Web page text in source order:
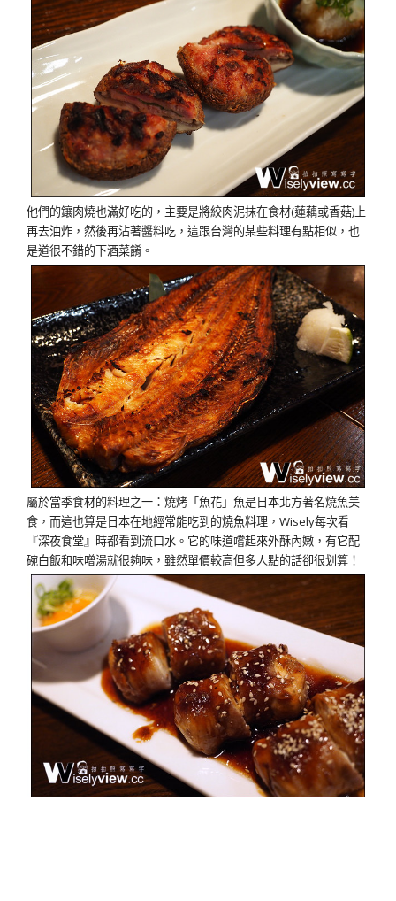
他們的鑲肉燒也滿好吃的，主要是將絞肉泥抹在食材(蓮藕或香菇)上
再去油炸，然後再沾著醬料吃，這跟台灣的某些料理有點相似，也
是道很不錯的下酒菜餚。
屬於當季食材的料理之一：燒烤「魚花」魚是日本北方著名燒魚美
食，而這也算是日本在地經常能吃到的燒魚料理，Wisely每次看
『深夜食堂』時都看到流口水。它的味道嚐起來外酥內嫩，有它配
碗白飯和味噌湯就很夠味，雖然單價較高但多人點的話卻很划算！